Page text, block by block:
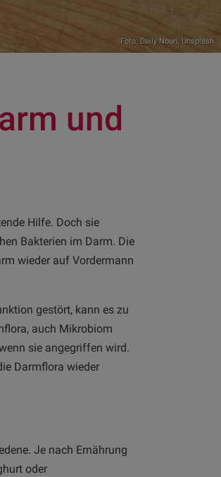
Foto: Daily Nouri, Unsplash
und
Hilfe. Doch sie
Bakterien im Darm. Die
wieder auf Vordermann
gestört, kann es zu
auch Mikrobiom
sie angegriffen wird.
Darmflora wieder
Je nach Ernährung
oder